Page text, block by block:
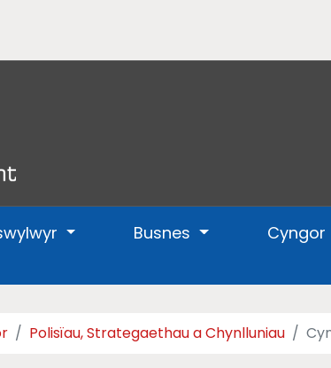
Busnes Cyngor
Polisïau, Strategaethau a Chynlluniau